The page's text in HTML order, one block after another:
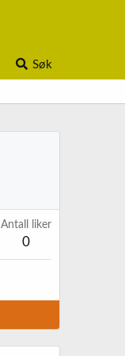
Søk
Antall liker
0